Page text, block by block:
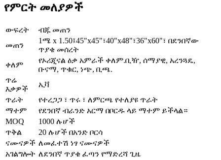
የምርት መለያዎች
ውፍረት
ብጁ መጠን
መጠን
1ሜ x 1.50፤45"x45"፣40"x48"፣36"x60"፣ በደንበኛው
ጥያቄ መሰረት
ቀለም
የኦሪጂናል ዕቃ አምራች ቀለም.ቢዥ, ሰማያዊ, አረንጓዴ,
ቡናማ, ጥቁር, ነጭ, ቢጫ.
ጥሬ
እቃዎች
ኢቫ
ጥራት
የተረጋጋ ፣ ጥሩ ፣ ለምርጫ የተለያዩ ጥራት
ማተም
የደንበኛ ብራንድ አርማ በቦርዱ ላይ ማተም ይችላል።
MOQ
1000 ሉሆች
ጥቅል
20 ሉሆች በአንድ ቦርሳ
ናሙናዎች ለመፈተሽ ነፃ ናሙናዎች
አገልግሎት ለደንበኛ ጥያቄ ፈጣን የማድረሻ ጊዜ